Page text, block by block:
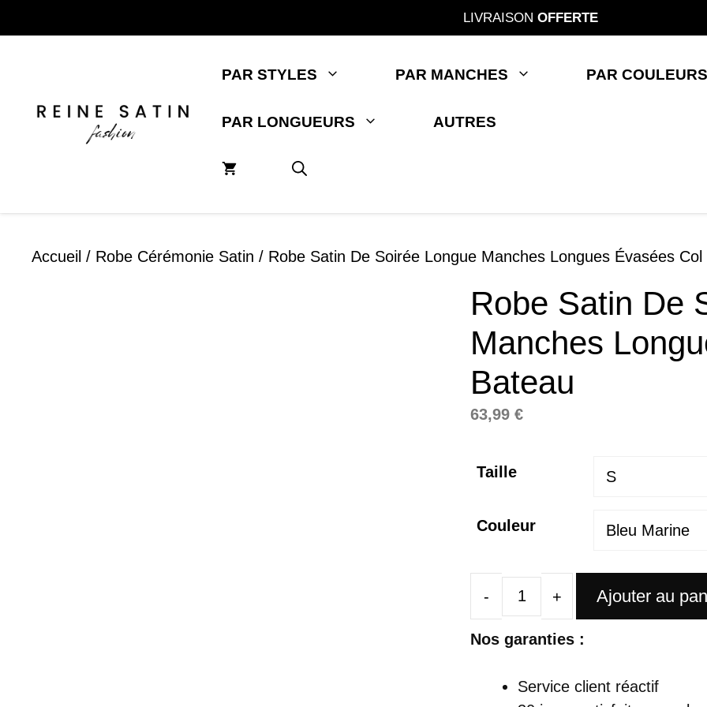
au
LIVRAISON OFFERTE
PAR STYLES PAR MANCHES PAR
PAR LONGUEURS AUTRES
Accueil / Robe Cérémonie Satin / Robe Satin De Soirée Longue Manches Longues Évasées Col
Robe Satin De
Manches
Bateau
63,99€
Taille
Couleur
quantité
de
Ajouter au
Nos garanties :
Service client réactif